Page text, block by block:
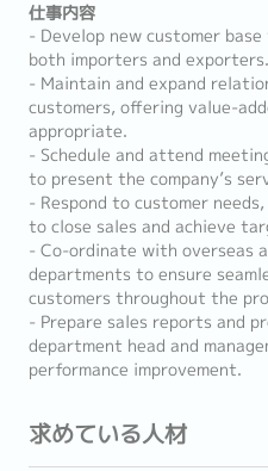
仕事内容
- Develop new customer
both importers and exporters.
- Maintain and expand
customers, offering value-
appropriate.
- Schedule and attend
to present the company’s
- Respond to customer
to close sales and achieve
- Co-ordinate with overseas
departments to ensure
customers throughout the
- Prepare sales reports and
department head and
performance improvement.
求めている人材